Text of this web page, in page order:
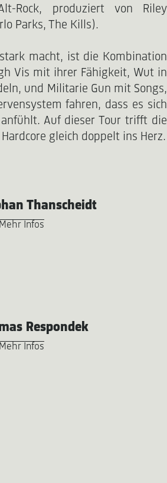
Rock, produziert von Riley
Parks, The Kills).
macht, ist die Kombination
Vis mit ihrer Fähigkeit, Wut in
und Militarie Gun mit Songs,
fahren, dass es sich
Auf dieser Tour trifft die
gleich doppelt ins Herz.
Thanscheidt
Mehr Infos
Respondek
Mehr Infos